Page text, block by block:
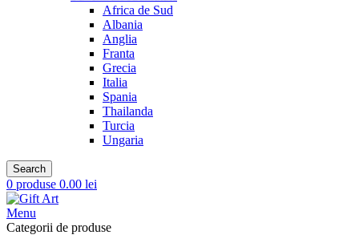
Africa de Sud
Albania
Anglia
Franta
Grecia
Italia
Spania
Thailanda
Turcia
Ungaria
Search
0 produse 0.00 lei
Menu
Categorii de produse